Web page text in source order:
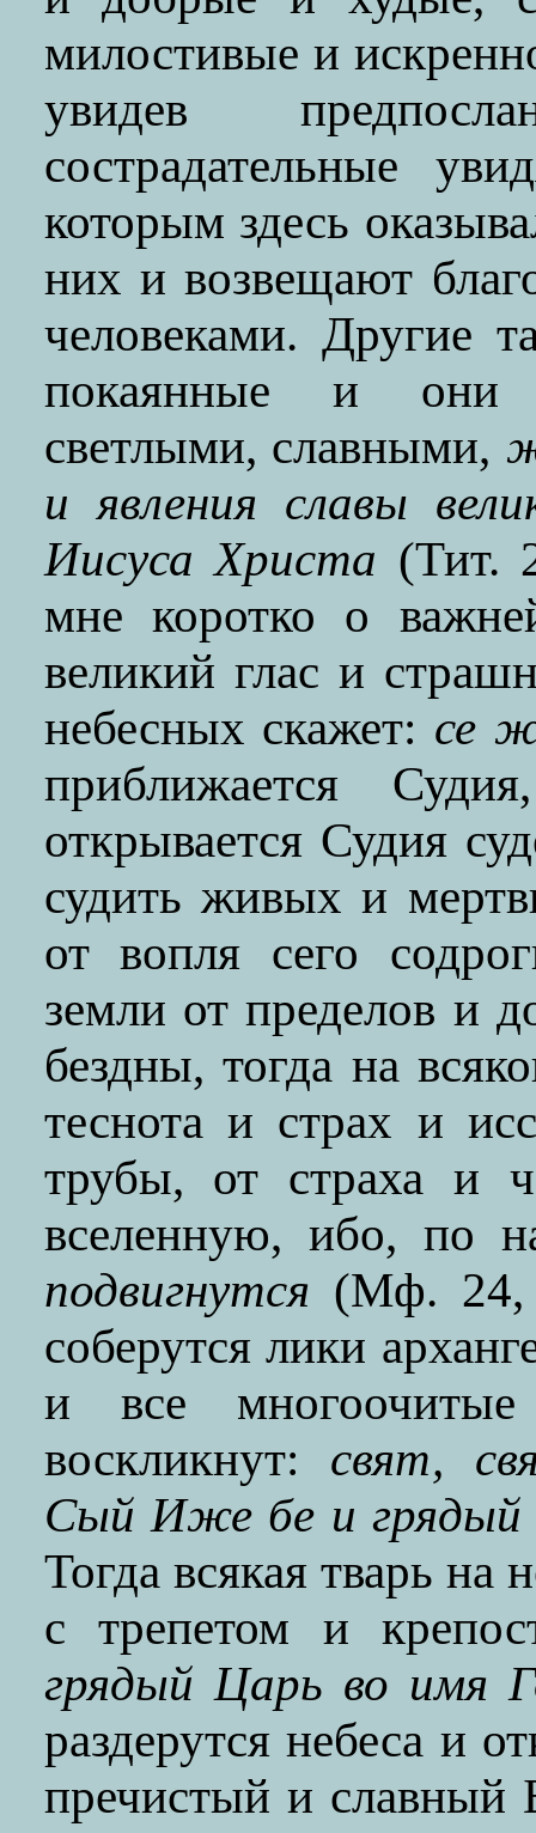
милостивые и
увидев
сострадательные
которым здесь
них и возвещают
человеками. Другие
покаянные и они
светлыми, славными,
и явления славы
Иисуса Христа (Тит.
мне коротко о
великий глас и
небесных скажет: се
приближается
открывается Судия
судить живых и
от вопля сего
земли от пределов и
бездны, тогда на
теснота и страх и
трубы, от страха и
вселенную, ибо, по
подвигнутся (Мф. 24,
соберутся лики
и все
воскликнут: свят,
Сый Иже бе и грядый
Тогда всякая тварь на
с трепетом и
грядый Царь во имя
раздерутся небеса и
пречистый и славный